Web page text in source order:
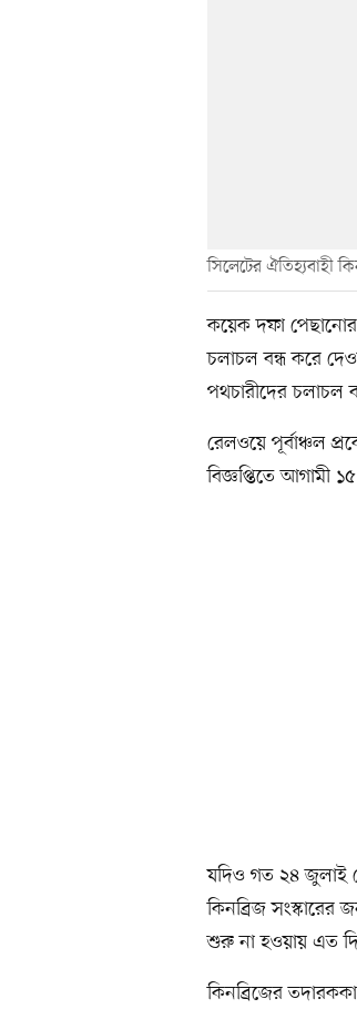
সিলেটের ঐতিহ্যবাহী
কয়েক দফা পেছানোর
চলাচল বন্ধ করে
পথচারীদের চলাচল
রেলওয়ে পূর্বাঞ্চল
বিজ্ঞপ্তিতে আগামী
যদিও গত ২৪ জুলাই
কিনব্রিজ সংস্কারের
শুরু না হওয়ায় এত
কিনব্রিজের